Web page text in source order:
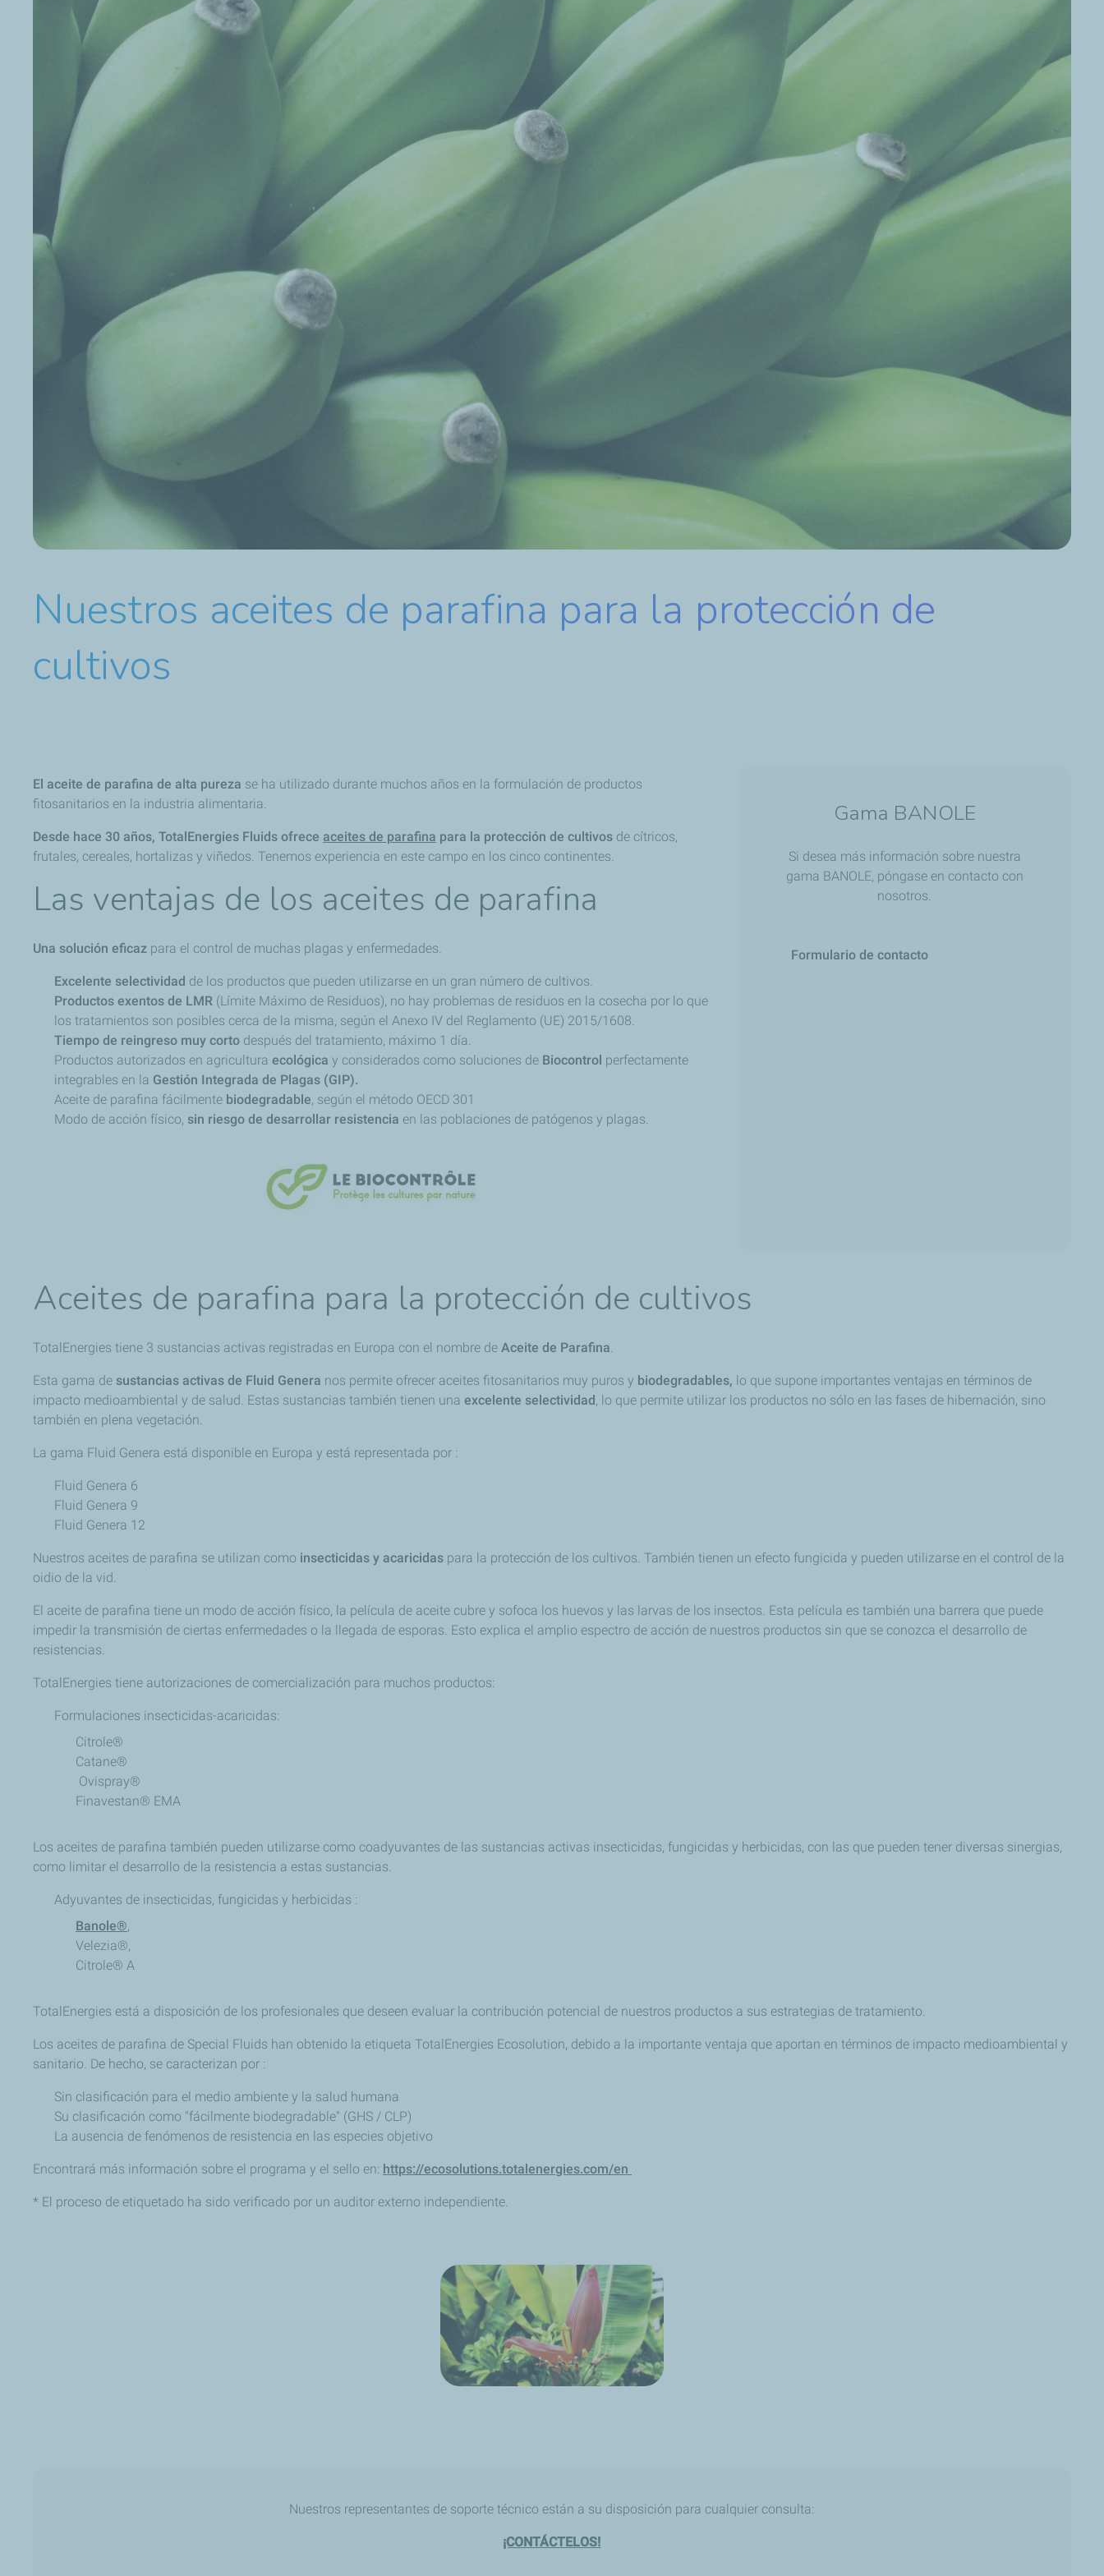
Nuestros aceites de parafina para la protección de
cultivos
El aceite de parafina de alta pureza se ha utilizado durante muchos años en la formulación de productos
fitosanitarios en la industria alimentaria.
Desde hace 30 años, TotalEnergies Fluids ofrece aceites de parafina para la protección de cultivos de cítricos,
frutales, cereales, hortalizas y viñedos. Tenemos experiencia en este campo en los cinco continentes.
Las ventajas de los aceites de parafina
Una solución eficaz para el control de muchas plagas y enfermedades.
Excelente selectividad de los productos que pueden utilizarse en un gran número de cultivos.
Productos exentos de LMR (Límite Máximo de Residuos), no hay problemas de residuos en la cosecha por lo que
los tratamientos son posibles cerca de la misma, según el Anexo IV del Reglamento (UE) 2015/1608.
Tiempo de reingreso muy corto después del tratamiento, máximo 1 día.
Productos autorizados en agricultura ecológica y considerados como soluciones de Biocontrol perfectamente
integrables en la Gestión Integrada de Plagas (GIP).
Aceite de parafina fácilmente biodegradable, según el método OECD 301
Modo de acción físico, sin riesgo de desarrollar resistencia en las poblaciones de patógenos y plagas.
Gama BANOLE
Si desea más información sobre nuestra
gama BANOLE, póngase en contacto con
nosotros.
Formulario de contacto
Aceites de parafina para la protección de cultivos
TotalEnergies tiene 3 sustancias activas registradas en Europa con el nombre de Aceite de Parafina.
Esta gama de sustancias activas de Fluid Genera nos permite ofrecer aceites fitosanitarios muy puros y biodegradables, lo que supone importantes ventajas en términos de
impacto medioambiental y de salud. Estas sustancias también tienen una excelente selectividad, lo que permite utilizar los productos no sólo en las fases de hibernación, sino
también en plena vegetación.
La gama Fluid Genera está disponible en Europa y está representada por :
Fluid Genera 6
Fluid Genera 9
Fluid Genera 12
Nuestros aceites de parafina se utilizan como insecticidas y acaricidas para la protección de los cultivos. También tienen un efecto fungicida y pueden utilizarse en el control de la
oidio de la vid.
El aceite de parafina tiene un modo de acción físico, la película de aceite cubre y sofoca los huevos y las larvas de los insectos. Esta película es también una barrera que puede
impedir la transmisión de ciertas enfermedades o la llegada de esporas. Esto explica el amplio espectro de acción de nuestros productos sin que se conozca el desarrollo de
resistencias.
TotalEnergies tiene autorizaciones de comercialización para muchos productos:
Formulaciones insecticidas-acaricidas:
Citrole®
Catane®
Ovispray®
Finavestan® EMA
Los aceites de parafina también pueden utilizarse como coadyuvantes de las sustancias activas insecticidas, fungicidas y herbicidas, con las que pueden tener diversas sinergias,
como limitar el desarrollo de la resistencia a estas sustancias.
Adyuvantes de insecticidas, fungicidas y herbicidas :
Banole®,
Velezia®,
Citrole® A
TotalEnergies está a disposición de los profesionales que deseen evaluar la contribución potencial de nuestros productos a sus estrategias de tratamiento.
Los aceites de parafina de Special Fluids han obtenido la etiqueta TotalEnergies Ecosolution, debido a la importante ventaja que aportan en términos de impacto medioambiental y
sanitario. De hecho, se caracterizan por :
Sin clasificación para el medio ambiente y la salud humana
Su clasificación como "fácilmente biodegradable" (GHS / CLP)
La ausencia de fenómenos de resistencia en las especies objetivo
Encontrará más información sobre el programa y el sello en: https://ecosolutions.totalenergies.com/en
* El proceso de etiquetado ha sido verificado por un auditor externo independiente.
Nuestros representantes de soporte técnico están a su disposición para cualquier consulta:
¡CONTÁCTELOS!